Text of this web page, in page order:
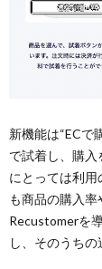
新機能は“ECで
で試着し、購入
にとっては利
も商品の購入率
Recustomerを
し、そのうちの